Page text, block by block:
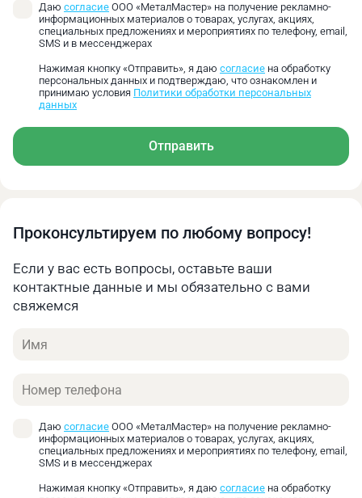
Даю согласие ООО «МеталМастер» на получение рекламно-
информационных материалов о товарах, услугах, акциях,
специальных предложениях и мероприятиях по телефону, email,
SMS и в мессенджерах
Нажимая кнопку «Отправить», я даю согласие на обработку
персональных данных и подтверждаю, что ознакомлен и
принимаю условия Политики обработки персональных
данных
Отправить
Проконсультируем по любому вопросу!
Если у вас есть вопросы, оставьте ваши
контактные данные и мы обязательно с вами
свяжемся
Имя
Телефон
Даю согласие ООО «МеталМастер» на получение рекламно-
информационных материалов о товарах, услугах, акциях,
специальных предложениях и мероприятиях по телефону, email,
SMS и в мессенджерах
Нажимая кнопку «Отправить», я даю согласие на обработку